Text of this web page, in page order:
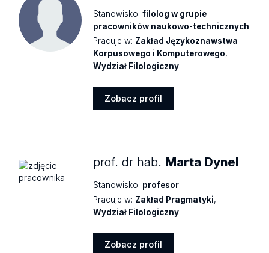
Stanowisko: filolog w grupie
pracowników naukowo-technicznych
Pracuje w: Zakład Językoznawstwa
Korpusowego i Komputerowego,
Wydział Filologiczny
Zobacz profil
prof. dr hab. Marta Dynel
Stanowisko: profesor
Pracuje w: Zakład Pragmatyki,
Wydział Filologiczny
Zobacz profil